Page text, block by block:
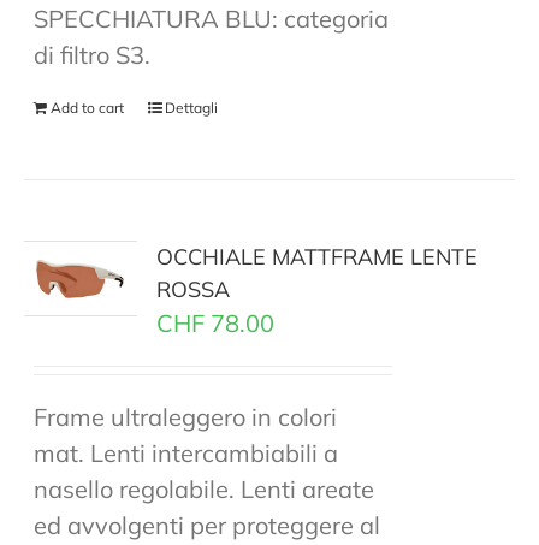
SPECCHIATURA BLU: categoria
di filtro S3.
Add to cart Dettagli
OCCHIALE MATTFRAME LENTE
ROSSA
CHF 78.00
Frame ultraleggero in colori
mat. Lenti intercambiabili a
nasello regolabile. Lenti areate
ed avvolgenti per proteggere al